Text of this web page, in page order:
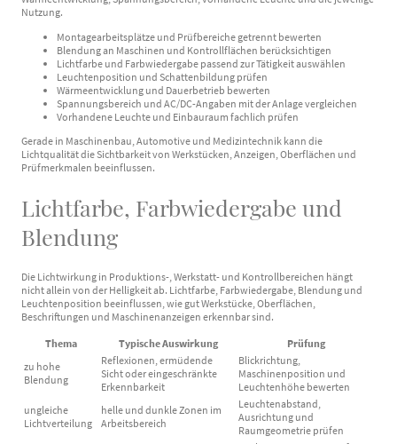
Nutzung.
Montagearbeitsplätze und Prüfbereiche getrennt bewerten
Blendung an Maschinen und Kontrollflächen berücksichtigen
Lichtfarbe und Farbwiedergabe passend zur Tätigkeit auswählen
Leuchtenposition und Schattenbildung prüfen
Wärmeentwicklung und Dauerbetrieb bewerten
Spannungsbereich und AC/DC-Angaben mit der Anlage vergleichen
Vorhandene Leuchte und Einbauraum fachlich prüfen
Gerade in Maschinenbau, Automotive und Medizintechnik kann die
Lichtqualität die Sichtbarkeit von Werkstücken, Anzeigen, Oberflächen und
Prüfmerkmalen beeinflussen.
Lichtfarbe, Farbwiedergabe und
Blendung
Die Lichtwirkung in Produktions-, Werkstatt- und Kontrollbereichen hängt
nicht allein von der Helligkeit ab. Lichtfarbe, Farbwiedergabe, Blendung und
Leuchtenposition beeinflussen, wie gut Werkstücke, Oberflächen,
Beschriftungen und Maschinenanzeigen erkennbar sind.
Thema Typische Auswirkung
Prüfung
zu hohe
Blendung
Reflexionen, ermüdende
Sicht oder eingeschränkte
Erkennbarkeit
Blickrichtung,
Maschinenposition und
Leuchtenhöhe bewerten
ungleiche
Lichtverteilung
helle und dunkle Zonen im
Arbeitsbereich
Leuchtenabstand,
Ausrichtung und
Raumgeometrie prüfen